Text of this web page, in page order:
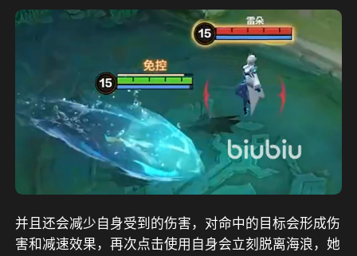
并且还会减少自身受到的伤害，对命中的目标会形成伤
害和减速效果，再次点击使用自身会立刻脱离海浪，她